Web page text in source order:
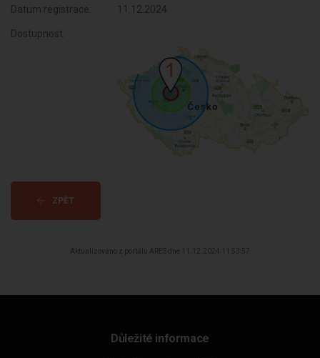
Datum registrace: 11.12.2024
Dostupnost:
ZPĚT
Aktualizováno z portálu ARES dne 11.12.2024 11:53:57
Důležité informace